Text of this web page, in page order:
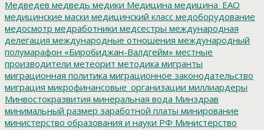
Медведев медведь медики Медицина медицина_ЕАО
медицинские маски медицинский класс медоборудование
медосмотр медработники медсестры международная
делегация международные отношения международный
полумарафон «Биробиджан-Валдгейм» местные
производители метеорит методика мигранты
миграционная политика миграционное законодательство
миграция микрофинансовые_организации миллиардеры
Минвостокразвития минеральная вода Минздрав
минимальный размер заработной платы минирование
министерство образования и науки РФ Министерство